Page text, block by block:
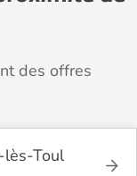
des offres
lès-Toul